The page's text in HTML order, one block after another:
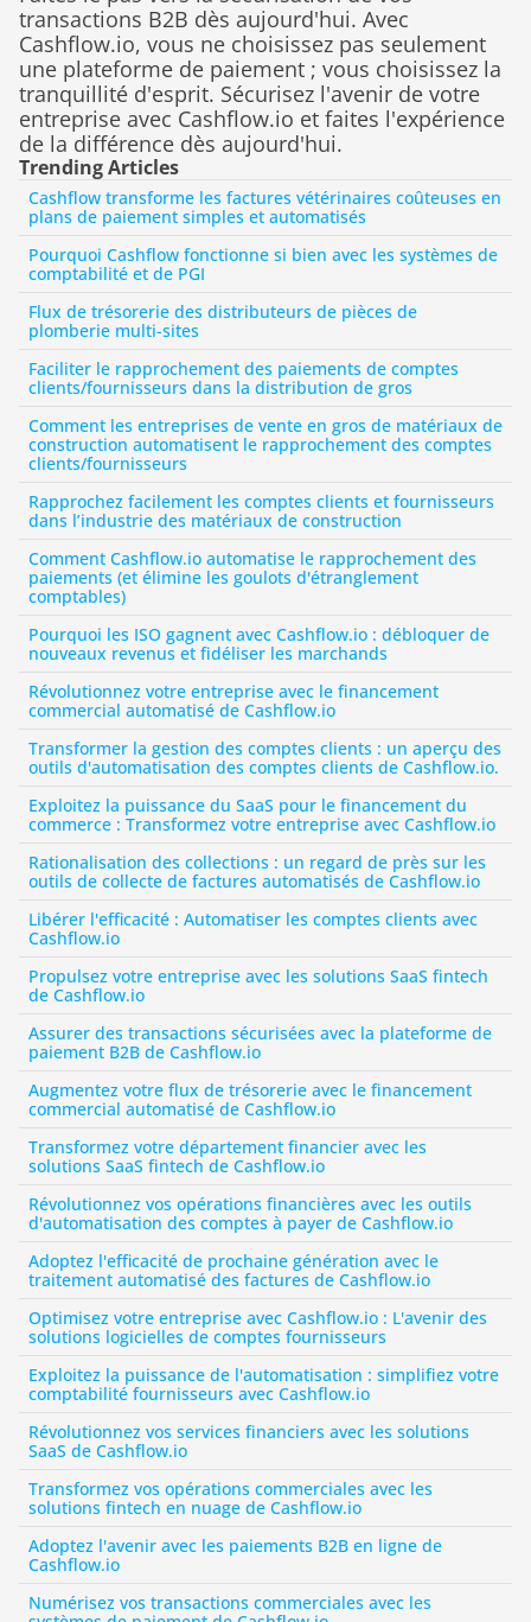
transactions B2B dès aujourd'hui. Avec
Cashflow.io, vous ne choisissez pas seulement
une plateforme de paiement ; vous choisissez la
tranquillité d'esprit. Sécurisez l'avenir de votre
entreprise avec Cashflow.io et faites l'expérience
de la différence dès aujourd'hui.
Trending Articles
Cashflow transforme les factures vétérinaires coûteuses en
plans de paiement simples et automatisés
Pourquoi Cashflow fonctionne si bien avec les systèmes de
comptabilité et de PGI
Flux de trésorerie des distributeurs de pièces de
plomberie multi-sites
Faciliter le rapprochement des paiements de comptes
clients/fournisseurs dans la distribution de gros
Comment les entreprises de vente en gros de matériaux de
construction automatisent le rapprochement des comptes
clients/fournisseurs
Rapprochez facilement les comptes clients et fournisseurs
dans l’industrie des matériaux de construction
Comment Cashflow.io automatise le rapprochement des
paiements (et élimine les goulots d'étranglement
comptables)
Pourquoi les ISO gagnent avec Cashflow.io : débloquer de
nouveaux revenus et fidéliser les marchands
Révolutionnez votre entreprise avec le financement
commercial automatisé de Cashflow.io
Transformer la gestion des comptes clients : un aperçu des
outils d'automatisation des comptes clients de Cashflow.io.
Exploitez la puissance du SaaS pour le financement du
commerce : Transformez votre entreprise avec Cashflow.io
Rationalisation des collections : un regard de près sur les
outils de collecte de factures automatisés de Cashflow.io
Libérer l'efficacité : Automatiser les comptes clients avec
Cashflow.io
Propulsez votre entreprise avec les solutions SaaS fintech
de Cashflow.io
Assurer des transactions sécurisées avec la plateforme de
paiement B2B de Cashflow.io
Augmentez votre flux de trésorerie avec le financement
commercial automatisé de Cashflow.io
Transformez votre département financier avec les
solutions SaaS fintech de Cashflow.io
Révolutionnez vos opérations financières avec les outils
d'automatisation des comptes à payer de Cashflow.io
Adoptez l'efficacité de prochaine génération avec le
traitement automatisé des factures de Cashflow.io
Optimisez votre entreprise avec Cashflow.io : L'avenir des
solutions logicielles de comptes fournisseurs
Exploitez la puissance de l'automatisation : simplifiez votre
comptabilité fournisseurs avec Cashflow.io
Révolutionnez vos services financiers avec les solutions
SaaS de Cashflow.io
Transformez vos opérations commerciales avec les
solutions fintech en nuage de Cashflow.io
Adoptez l'avenir avec les paiements B2B en ligne de
Cashflow.io
Numérisez vos transactions commerciales avec les